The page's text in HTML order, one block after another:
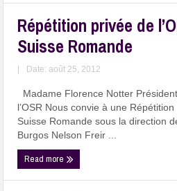
Répétition privée de
Suisse Romande
Date: août 25, 2012
Madame Florence Notter
l’OSR Nous convie à une
Suisse Romande sous la direction
Burgos Nelson Freir ...
Read more